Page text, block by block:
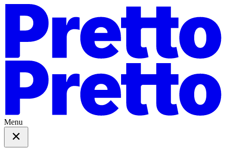
Menu